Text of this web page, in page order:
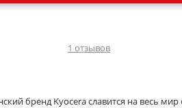
1 отзывов
бренд Kyocera славится на весь